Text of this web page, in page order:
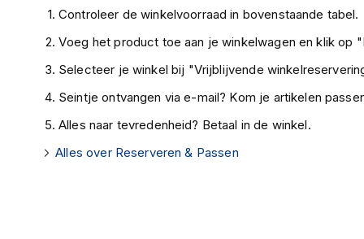
Doorwaai
motorbroeken
Leren
motorbroeken
Textiel
Controleer de winkelvoorraad in bovenstaande tabel.
Voeg het product toe aan je winkelwagen en klik op
Selecteer je winkel bij "Vrijblijvende
Seintje ontvangen via e-mail? Kom je artikelen
Alles naar tevredenheid? Betaal in de winkel.
Alles over Reserveren & Passen